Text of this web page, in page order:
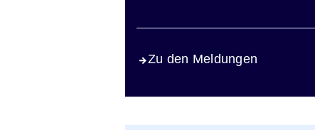
Zu den Meldungen